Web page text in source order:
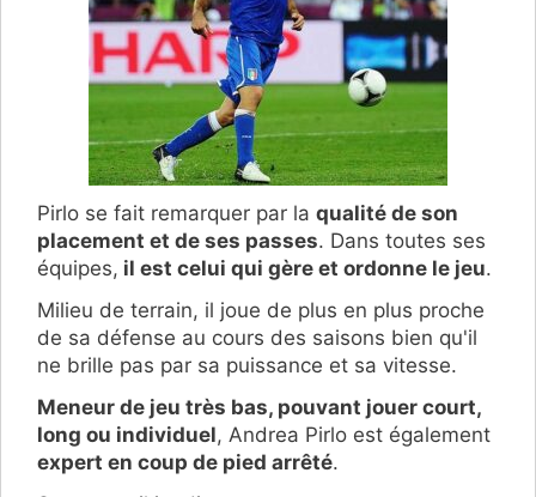
Pirlo se fait remarquer par la qualité de son
placement et de ses passes. Dans toutes ses
équipes, il est celui qui gère et ordonne le jeu.
Milieu de terrain, il joue de plus en plus proche
de sa défense au cours des saisons bien qu'il
ne brille pas par sa puissance et sa vitesse.
Meneur de jeu très bas, pouvant jouer court,
long ou individuel, Andrea Pirlo est également
expert en coup de pied arrêté.